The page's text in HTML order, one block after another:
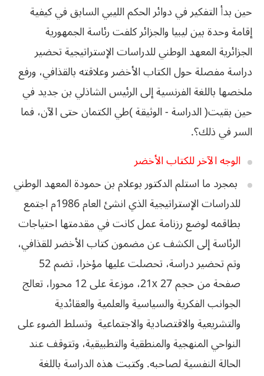
حين بدأ التفكير في دوائر الحكم الليبي السابق في كيفية
إقامة وحدة بين ليبيا والجزائر كلفت رئاسة الجمهورية
الجزائرية المعهد الوطني للدراسات الإستراتيجية تحضير
دراسة مفصلة حول الكتاب الأخضر وعلاقته بالقذافي، ورفع
‬السر‭ ‬في‭ ‬ذلك؟‭ . ‬
الوجه‭ ‬الآخر‭ ‬للكتاب‭ ‬الأخضر
بمجرد ما استلم الدكتور بوعلام بن حمودة المعهد الوطني
للدراسات الإستراتيجية الذي انشئ العام 1986م اجتمع
بطاقمه لوضع رزنامة عمل كانت في مقدمتها احتياجات
الرئاسة إلى الكشف عن مضمون كتاب الأخضر للقذافي،
وتم تحضير دراسة، تحصلت عليها مؤخرا، تضم 52
صفحة من حجم 21x 27، موزعة على 12 محورا، تعالج
الجوانب الفكرية والسياسية والعلمية والعقائدية
والتشريعية والاقتصادية والاجتماعية وتسلط الضوء على
النواحي المنهجية والمنطقية والتطبيقية، وتتوقف عند
الحالة النفسية لصاحبه. وكتبت هذه الدراسة باللغة